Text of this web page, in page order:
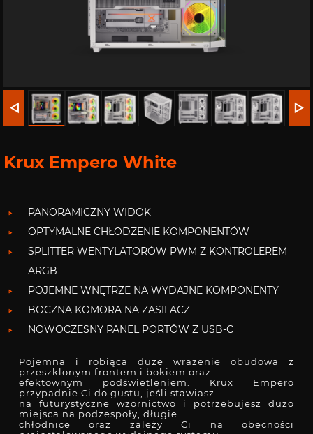
Krux Empero White
PANORAMICZNY WIDOK
OPTYMALNE CHŁODZENIE KOMPONENTÓW
SPLITTER WENTYLATORÓW PWM Z KONTROLEREM
ARGB
POJEMNE WNĘTRZE NA WYDAJNE KOMPONENTY
BOCZNA KOMORA NA ZASILACZ
NOWOCZESNY PANEL PORTÓW Z USB-C
Pojemna i robiąca duże wrażenie obudowa z
przeszklonym frontem i bokiem oraz
efektownym podświetleniem. Krux Empero
przypadnie Ci do gustu, jeśli stawiasz
na futurystyczne wzornictwo i potrzebujesz dużo
miejsca na podzespoły, długie
chłodnice oraz zależy Ci na obecności